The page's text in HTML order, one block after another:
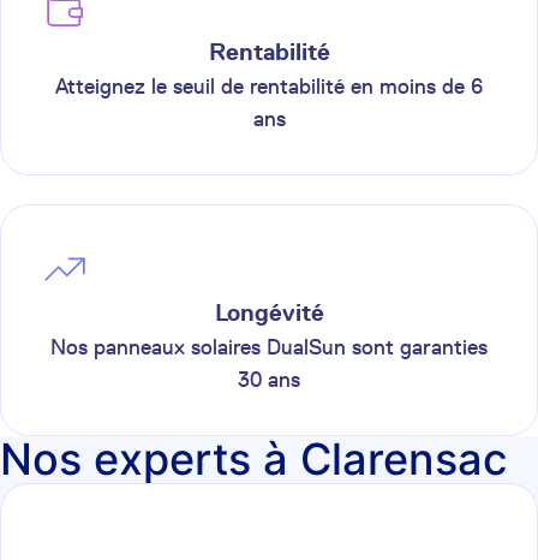
Rentabilité
Atteignez le seuil de rentabilité en moins de 6
ans
Longévité
Nos panneaux solaires DualSun sont garanties
30 ans
Nos experts à Clarensac